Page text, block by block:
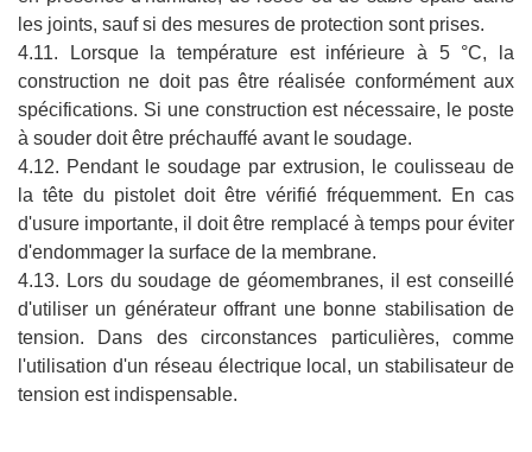
les joints, sauf si des mesures de protection sont prises.
4.11. Lorsque la température est inférieure à 5 °C, la
construction ne doit pas être réalisée conformément aux
spécifications. Si une construction est nécessaire, le poste
à souder doit être préchauffé avant le soudage.
4.12. Pendant le soudage par extrusion, le coulisseau de
la tête du pistolet doit être vérifié fréquemment. En cas
d'usure importante, il doit être remplacé à temps pour éviter
d'endommager la surface de la membrane.
4.13. Lors du soudage de géomembranes, il est conseillé
d'utiliser un générateur offrant une bonne stabilisation de
tension. Dans des circonstances particulières, comme
l'utilisation d'un réseau électrique local, un stabilisateur de
tension est indispensable.